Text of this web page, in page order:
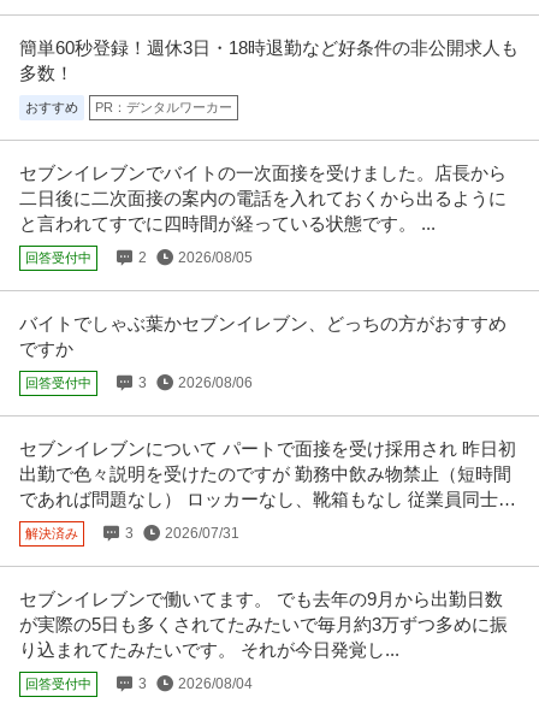
提供：ビズリーチ
人事（採用担当）
株式会社セブンデックス
新着 正社員 交通費支給 昇給あり 在宅ワーク
年収450万円〜650万円
【恵比寿／採用担当】未経験、人材業界出身者歓迎！／週2日在宅可／マーケ
×デザイン事業のベンチャー企…続きを見る
セブン-イレブン 三田国際ビル店
新着 パート・アルバイト
時給1,290円
求人番号：22-0090 NECグループのコンビニにて、商品陳列・発注、お客様
提供：イーアイデム
この条件の求人をもっと見る
簡単60秒登録！週休3日・18時退勤など好条件の非公開求人も
多数！
おすすめ PR：デンタルワーカー
セブンイレブンでバイトの一次面接を受けました。店長から
二日後に二次面接の案内の電話を入れておくから出るように
と言われてすでに四時間が経っている状態です。 ...
回答受付中 2 2026/08/05
バイトでしゃぶ葉かセブンイレブン、どっちの方がおすすめ
ですか
回答受付中 3 2026/08/06
セブンイレブンについて パートで面接を受け採用され 昨日初
出勤で色々説明を受けたのですが 勤務中飲み物禁止（短時間
であれば問題なし） ロッカーなし、靴箱もなし 従業員同士の
会話も禁止
解決済み 3 2026/07/31
セブンイレブンで働いてます。 でも去年の9月から出勤日数
が実際の5日も多くされてたみたいで毎月約3万ずつ多めに振
り込まれてたみたいです。 それが今日発覚し...
回答受付中 3 2026/08/04